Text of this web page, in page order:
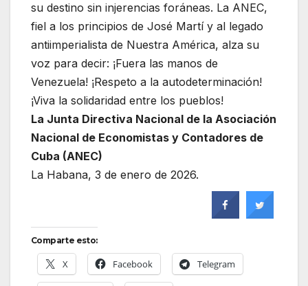
su destino sin injerencias foráneas. La ANEC,
fiel a los principios de José Martí y al legado
antiimperialista de Nuestra América, alza su
voz para decir: ¡Fuera las manos de
Venezuela! ¡Respeto a la autodeterminación!
¡Viva la solidaridad entre los pueblos!
La Junta Directiva Nacional de la Asociación
Nacional de Economistas y Contadores de
Cuba (ANEC)
La Habana, 3 de enero de 2026.
Comparte esto:
X Facebook Telegram